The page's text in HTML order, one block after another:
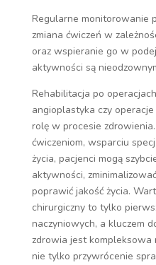
Regularne monitorowanie
zmiana ćwiczeń w
oraz wspieranie go w
aktywności są
Rehabilitacja po
angioplastyka czy
rolę w procesie
ćwiczeniom, wsparciu
życia, pacjenci mogą
aktywności,
poprawić jakość życia.
chirurgiczny to tylko
naczyniowych, a kluczem
zdrowia jest kompleksowa
nie tylko przywrócenie